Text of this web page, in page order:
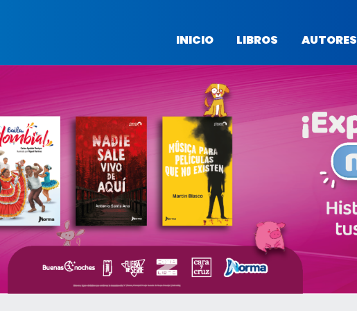
INICIO LIBROS AUTORES